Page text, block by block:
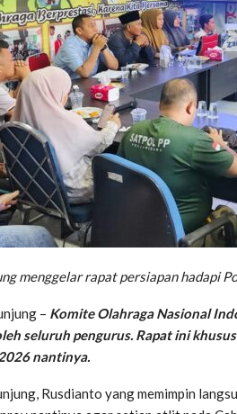
menggelar rapat persiapan hadapi
– Komite Olahraga Nasional
seluruh pengurus. Rapat ini
nantinya.
Rusdianto yang memimpin